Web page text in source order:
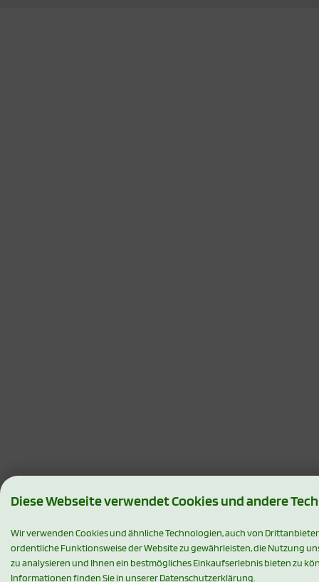
Diese Webseite verwendet Cookies und andere
Wir verwenden Cookies und ähnliche Technologien, auch von
ordentliche Funktionsweise der Website zu gewährleisten, die Nutzung
zu analysieren und Ihnen ein bestmögliches Einkaufserlebnis bieten zu
Informationen finden Sie in unserer Datenschutzerklärung.